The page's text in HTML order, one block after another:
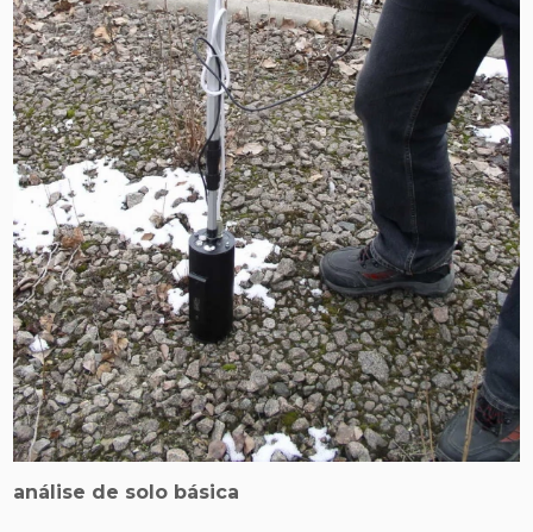
análise de solo básica